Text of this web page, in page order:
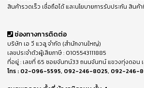
สินค้ารวดเร็ว เชื่อถือได้ และนโยบายการรับประกัน สินค้
ช่องทางการติดต่อ
บริษัท เอ วี แวลู จำกัด (สำนักงานใหญ่)
เลขประจำตัวผู้เสียภาษี : 0105543111885
ที่อยู่ : เลขที่ 65 ซอยจันทน์33 ถนนจันทน์ แขวงทุ่งดอน เ
โทร : 02-096-5595, 092-246-8025, 092-246-